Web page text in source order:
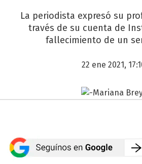
La periodista expresó su
través de su cuenta de
fallecimiento de un
22 ene 2021,